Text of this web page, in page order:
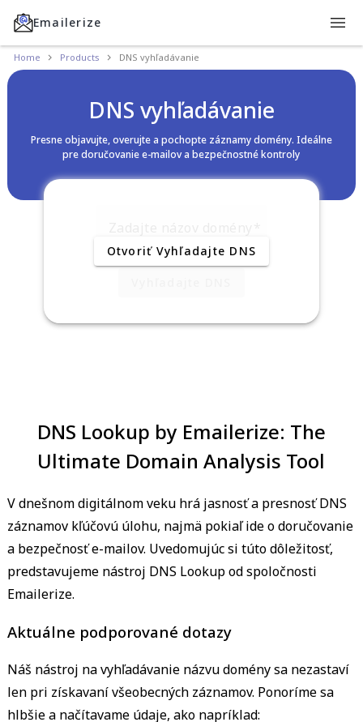
Emailerize
Home Products DNS vyhľadávanie
DNS vyhľadávanie
Presne objavujte, overujte a pochopte záznamy domény. Ideálne
pre doručovanie e-mailov a bezpečnostné kontroly
Otvoriť Vyhľadajte DNS
DNS Lookup by Emailerize: The
Ultimate Domain Analysis Tool
V dnešnom digitálnom veku hrá jasnosť a presnosť DNS
záznamov kľúčovú úlohu, najmä pokiaľ ide o doručovanie
a bezpečnosť e-mailov. Uvedomujúc si túto dôležitosť,
predstavujeme nástroj DNS Lookup od spoločnosti
Emailerize.
Aktuálne podporované dotazy
Náš nástroj na vyhľadávanie názvu domény sa nezastaví
len pri získavaní všeobecných záznamov. Ponoríme sa
hlbšie a načítavame údaje, ako napríklad: